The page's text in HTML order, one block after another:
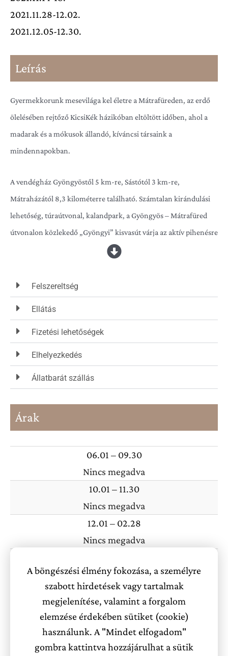
A böngészési élmény fokozása, a személyre
szabott hirdetések vagy tartalmak
megjelenítése, valamint a forgalom
elemzése érdekében sütiket (cookie)
használunk. A "Mindet elfogadom"
gombra kattintva hozzájárulhat a sütik
Leírás
Gyermekkorunk mesevilága kel életre a Mátrafüreden, az erdő
ölelésében rejtőző KicsiKék házikóban eltöltött időben, ahol a
madarak és a mókusok állandó, kíváncsi társaink a
mindennapokban.
A vendégház Gyöngyöstől 5 km-re, Sástótól 3 km-re,
Mátraházától 8,3 kilométerre található. Számtalan kirándulási
lehetőség, túraútvonal, kalandpark, a Gyöngyös – Mátrafüred
útvonalon közlekedő „Gyöngyi” kisvasút várja az aktív pihenésre
vágyókat. Az év minden szakában élvezetes, tartalmas
Csendes, nyugodt környezetben, hatalmas fenyőfák árnyékában
húzódik meg a valóban kék, teljesen felújított, minden igényt
kielégítő lak, amely 2021 augusztusától nyitja meg kapuját a
Két hálószoba, egy konyha – nappali, fürdőszoba, a test és lélek
dézsafürdő várja kedves vendégeinket.
kialakított tűzrakó-bográcsozó helyen van lehetőség.
Parkolás az utcán és az udvaron belül lehetséges. Wifi, tv,
könyvek, társasjátékok állnak az Önök rendelkezésére.
Kisállatbarát szállásként működünk.
Felszereltség
Ellátás
Fizetési lehetőségek
Elhelyezkedés
Állatbarát szállás
Árak
06.01 – 09.30
Nincs megadva
10.01 – 11.30
Nincs megadva
12.01 – 02.28
Nincs megadva
Nincs megadva
Hétvégi felár
Nincs megadva
Akciós ajánlatok
2021.11.28-12.02.
2021.12.05-12.30.